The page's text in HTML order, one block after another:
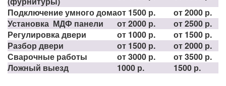
Подключение умного домаот 1500 р.
от 2000 р.
Установка МДФ панели
от 2000 р.
от 2500 р.
Регулировка двери
от 1000 р.
от 1500 р.
Разбор двери
от 1500 р.
от 2000 р.
Сварочные работы
от 3000 р.
от 3500 р.
Ложный выезд
1000 р. 1500 р.